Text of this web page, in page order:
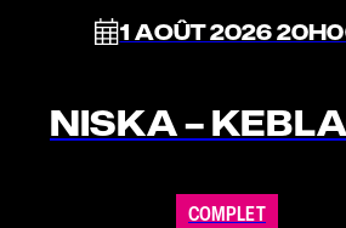
1 AOÛT 2026
NISKA –
COMPLET